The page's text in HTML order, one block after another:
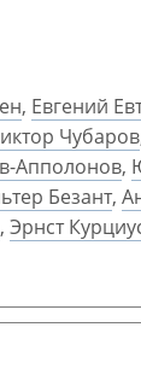
, Евгений
Чубаров
Апполонов,
Безант,
, Эрнст